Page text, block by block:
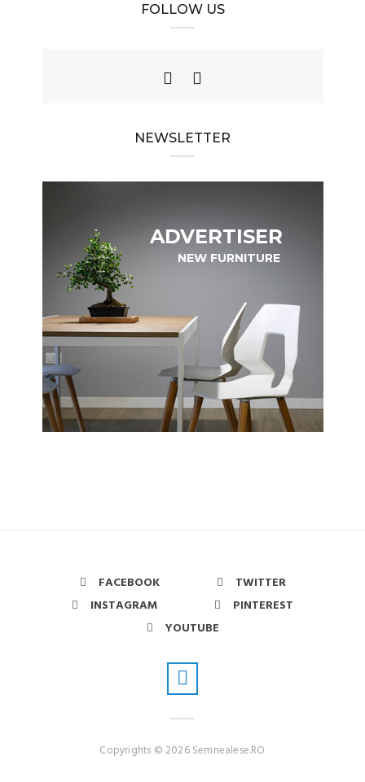
FOLLOW US
NEWSLETTER
ADVERTISER
NEW FURNITURE
FACEBOOK
TWITTER
INSTAGRAM
PINTEREST
YOUTUBE
Copyrights © 2026 Semnealese.RO